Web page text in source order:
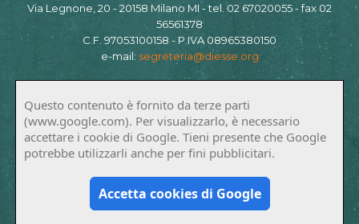
Via Legnone, 20 - 20158 Milano MI - tel. 02 67020055 - fax 02
56561378
C.F. 97053100158 - P.IVA 08965380150
e-mail: segreteria@diesse.org
Questo contenuto è fornito da terze parti
(www.google.com). Per visualizzarlo, è necessario
accettare i cookie di Google. Tieni presente che Google
potrebbe utilizzarli anche per fini pubblicitari.
Accetta cookies di Google